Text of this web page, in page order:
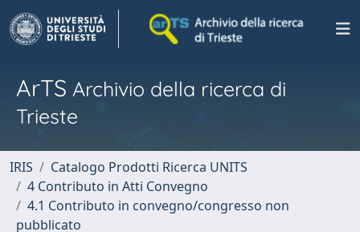
ArTS Archivio della ricerca di
Trieste
IRIS
Catalogo Prodotti Ricerca UNITS
4 Contributo in Atti Convegno
4.1 Contributo in convegno/congresso non
pubblicato